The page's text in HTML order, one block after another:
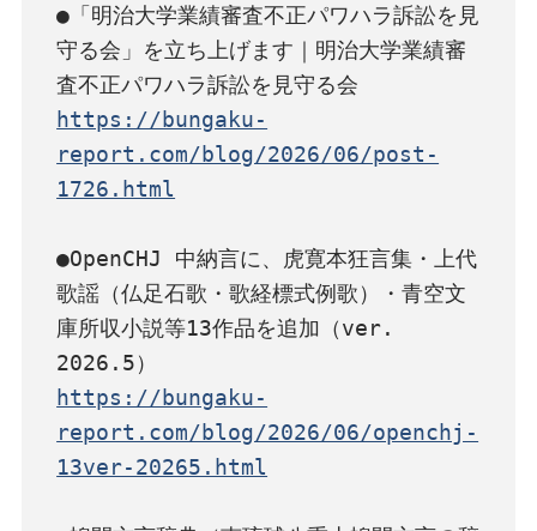
●「明治大学業績審査不正パワハラ訴訟を見
守る会」を立ち上げます｜明治大学業績審
https://bungaku-
report.com/blog/2026/06/post-
1726.html
●OpenCHJ 中納言に、虎寛本狂言集・上代
歌謡（仏足石歌・歌経標式例歌）・青空文
庫所収小説等13作品を追加（ver.
https://bungaku-
report.com/blog/2026/06/openchj-
13ver-20265.html